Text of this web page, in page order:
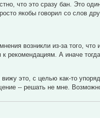
что это сразу бан. Это
якобы говорил со слов
возникли из-за того,
рекомендациям. А иначе
это, с целью как-то
-- решать не мне.